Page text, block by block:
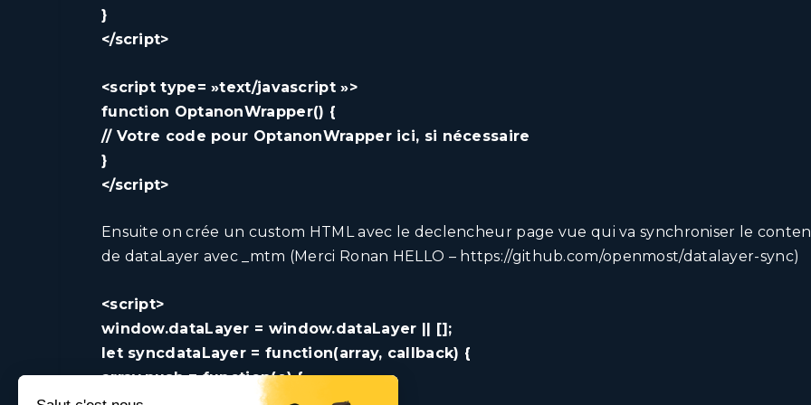
}
</script>
<script type= »text/javascript »>
function OptanonWrapper() {
// Votre code pour OptanonWrapper ici, si nécessaire
}
</script>
Ensuite on crée un custom HTML avec le declencheur page vue qui va synchroniser le
de dataLayer avec _mtm (Merci Ronan HELLO – https://github.com/openmost/datalayer-sync)
<script>
window.dataLayer = window.dataLayer || [];
let syncdataLayer = function(array, callback) {
array.push = function(e) {